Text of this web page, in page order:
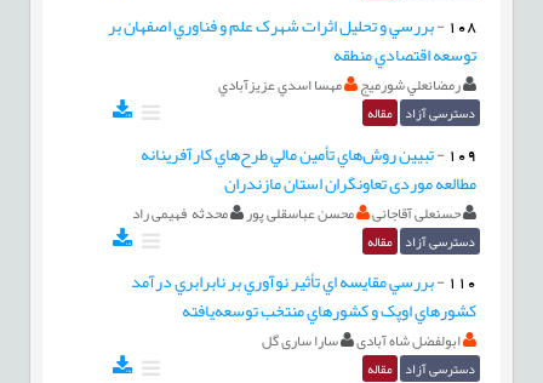
108
-بررسي و تحلیل اثرات شهرک علم و فناوري اصفهان بر
توسعه اقتصادي منطقه
رمضانعلي شورمیج مهسا اسدي عزيزآبادي
دسترسی آزاد مقاله
109
-تبیین روش‌هاي تأمين مالي طرح‌هاي کارآفرينانه
مطالعه موردی تعاونگران استان مازندران
حسنعلی آقاجانی محسن عباسقلی پور محدثه فهیمی راد
دسترسی آزاد مقاله
110
-بررسي مقايسه اي تأثير نوآوري بر نابرابري درآمد
کشورهاي اوپک و کشورهاي منتخب توسعه‌يافته
ابولفضل شاه آبادی سارا ساری گل
دسترسی آزاد مقاله